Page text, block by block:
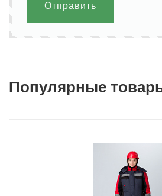
Отправить
Популярные